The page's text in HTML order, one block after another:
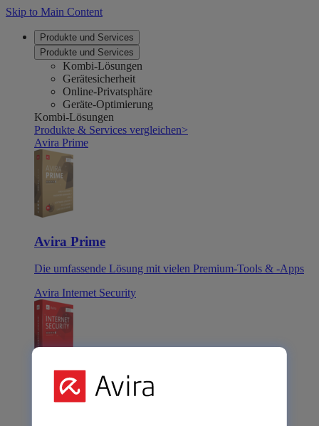
Skip to Main Content
Produkte und Services
Produkte und Services
Kombi-Lösungen
Gerätesicherheit
Online-Privatsphäre
Geräte-Optimierung
Kombi-Lösungen
Produkte & Services vergleichen>
Avira Prime
Avira Prime
Die umfassende Lösung mit vielen Premium-Tools & -Apps
Avira Internet Security
Avira Internet Security